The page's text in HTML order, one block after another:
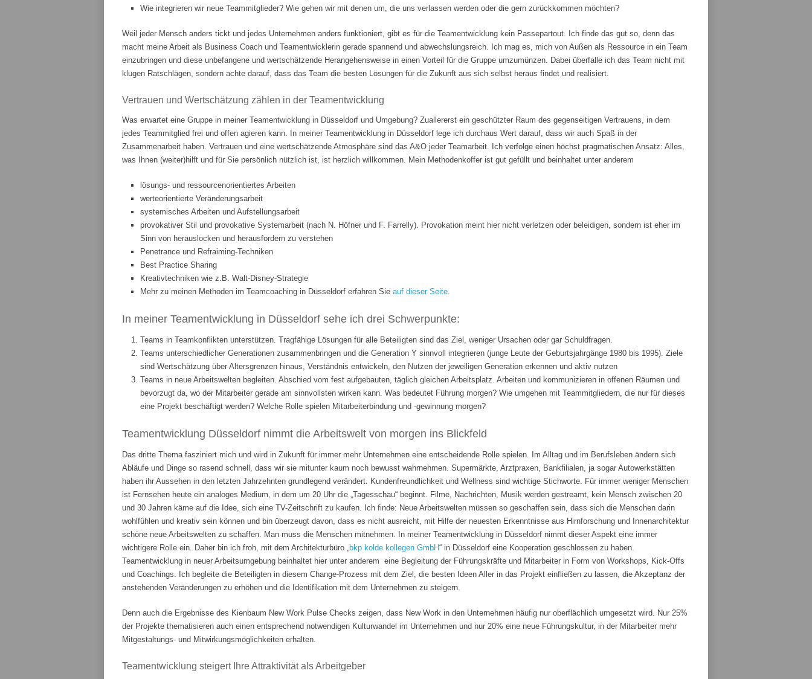
Wie integrieren wir neue Teammitglieder? Wie gehen wir mit denen um, die uns verlassen werden oder die gern zurückkommen möchten?
Weil jeder Mensch anders tickt und jedes Unternehmen anders funktioniert, gibt es für die Teamentwicklung kein Passepartout. Ich finde das gut so, denn das
macht meine Arbeit als Business Coach und Teamentwicklerin gerade spannend und abwechslungsreich. Ich mag es, mich von Außen als Ressource in ein Team
einzubringen und diese unbefangene und wertschätzende Herangehensweise in einen Vorteil für die Gruppe umzumünzen. Dabei überfalle ich das Team nicht mit
klugen Ratschlägen, sondern achte darauf, dass das Team die besten Lösungen für die Zukunft aus sich selbst heraus findet und realisiert.
Vertrauen und Wertschätzung zählen in der Teamentwicklung
Was erwartet eine Gruppe in meiner Teamentwicklung in Düsseldorf und Umgebung? Zuallererst ein geschützter Raum des gegenseitigen Vertrauens, in dem
jedes Teammitglied frei und offen agieren kann. In meiner Teamentwicklung in Düsseldorf lege ich durchaus Wert darauf, dass wir auch Spaß in der
Zusammenarbeit haben. Vertrauen und eine wertschätzende Atmosphäre sind das A&O jeder Teamarbeit. Ich verfolge einen höchst pragmatischen Ansatz: Alles,
was Ihnen (weiter)hilft und für Sie persönlich nützlich ist, ist herzlich willkommen. Mein Methodenkoffer ist gut gefüllt und beinhaltet unter anderem
lösungs- und ressourcenorientiertes Arbeiten
werteorientierte Veränderungsarbeit
systemisches Arbeiten und Aufstellungsarbeit
provokativer Stil und provokative Systemarbeit (nach N. Höfner und F. Farrelly). Provokation meint hier nicht verletzen oder beleidigen, sondern ist eher im
Sinn von herauslocken und herausfordern zu verstehen
Penetrance und Refraiming-Techniken
Best Practice Sharing
Kreativtechniken wie z.B. Walt-Disney-Strategie
Mehr zu meinen Methoden im Teamcoaching in Düsseldorf erfahren Sie auf dieser Seite.
In meiner Teamentwicklung in Düsseldorf sehe ich drei Schwerpunkte:
Teams in Teamkonflikten unterstützen. Tragfähige Lösungen für alle Beteiligten sind das Ziel, weniger Ursachen oder gar Schuldfragen.
Teams unterschiedlicher Generationen zusammenbringen und die Generation Y sinnvoll integrieren (junge Leute der Geburtsjahrgänge 1980 bis 1995). Ziele
sind Wertschätzung über Altersgrenzen hinaus, Verständnis entwickeln, den Nutzen der jeweiligen Generation erkennen und aktiv nutzen
Teams in neue Arbeitswelten begleiten. Abschied vom fest aufgebauten, täglich gleichen Arbeitsplatz. Arbeiten und kommunizieren in offenen Räumen und
bevorzugt da, wo der Mitarbeiter gerade am sinnvollsten wirken kann. Was bedeutet Führung morgen? Wie umgehen mit Teammitgliedern, die nur für dieses
eine Projekt beschäftigt werden? Welche Rolle spielen Mitarbeiterbindung und -gewinnung morgen?
Teamentwicklung Düsseldorf nimmt die Arbeitswelt von morgen ins Blickfeld
Das dritte Thema fasziniert mich und wird in Zukunft für immer mehr Unternehmen eine entscheidende Rolle spielen. Im Alltag und im Berufsleben ändern sich
Abläufe und Dinge so rasend schnell, dass wir sie mitunter kaum noch bewusst wahrnehmen. Supermärkte, Arztpraxen, Bankfilialen, ja sogar Autowerkstätten
haben ihr Aussehen in den letzten Jahrzehnten grundlegend verändert. Kundenfreundlichkeit und Wellness sind wichtige Stichworte. Für immer weniger Menschen
ist Fernsehen heute ein analoges Medium, in dem um 20 Uhr die „Tagesschau“ beginnt. Filme, Nachrichten, Musik werden gestreamt, kein Mensch zwischen 20
und 30 Jahren käme auf die Idee, sich eine TV-Zeitschrift zu kaufen. Ich finde: Neue Arbeitswelten müssen so geschaffen sein, dass sich die Menschen darin
wohlfühlen und kreativ sein können und bin überzeugt davon, dass es nicht ausreicht, mit Hilfe der neuesten Erkenntnisse aus Hirnforschung und Innenarchitektur
schöne neue Arbeitswelten zu schaffen. Man muss die Menschen mitnehmen. In meiner Teamentwicklung in Düsseldorf nimmt dieser Aspekt eine immer
wichtigere Rolle ein. Daher bin ich froh, mit dem Architekturbüro „bkp kolde kollegen GmbH“ in Düsseldorf eine Kooperation geschlossen zu haben.
Teamentwicklung in neuer Arbeitsumgebung beinhaltet hier unter anderem eine Begleitung der Führungskräfte und Mitarbeiter in Form von Workshops, Kick-Offs
und Coachings. Ich begleite die Beteiligten in diesem Change-Prozess mit dem Ziel, die besten Ideen Aller in das Projekt einfließen zu lassen, die Akzeptanz der
anstehenden Veränderungen zu erhöhen und die Identifikation mit dem Unternehmen zu steigern.
Denn auch die Ergebnisse des Kienbaum New Work Pulse Checks zeigen, dass New Work in den Unternehmen häufig nur oberflächlich umgesetzt wird. Nur 25%
der Projekte thematisieren auch einen entsprechend notwendigen Kulturwandel im Unternehmen und nur 20% eine neue Führungskultur, in der Mitarbeiter mehr
Mitgestaltungs- und Mitwirkungsmöglichkeiten erhalten.
Teamentwicklung steigert Ihre Attraktivität als Arbeitgeber